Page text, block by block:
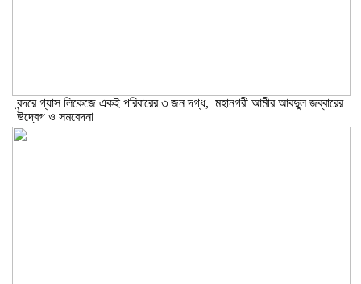
বন্দরে গ্যাস লিকেজে একই পরিবারের ৩ জন দগ্ধ, মহানগরী আমীর আবদুুল জব্বারের
উদ্বেগ ও সমবেদনা